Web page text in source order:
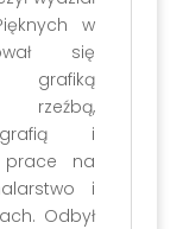
w
się
grafiką
rzeźbą,
i
prace na
i
Odbył